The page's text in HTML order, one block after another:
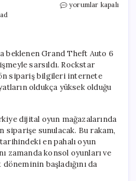
GTA
Fiyatıyla
Gündemde
için
yorumlar kapalı
beklenen Grand Theft Auto 6
sarsıldı. Rockstar
ön sipariş bilgileri internete
oldukça yüksek olduğu
dijital oyun mağazalarında
sunulacak. Bu rakam,
en pahalı oyun
zamanda konsol oyunları ve
başladığını da